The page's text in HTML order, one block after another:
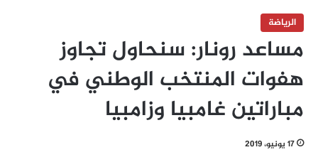
الرياضة
مساعد رونار: سنحاول تجاوز
هفوات المنتخب الوطني في
مباراتين غامبيا وزامبيا
17 يونيو، 2019